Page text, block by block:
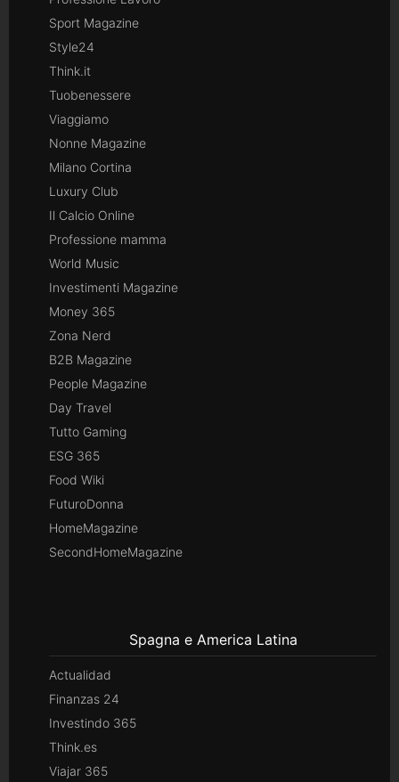
Sport Magazine
Style24
Think.it
Tuobenessere
Viaggiamo
Nonne Magazine
Milano Cortina
Luxury Club
Il Calcio Online
Professione mamma
World Music
Investimenti Magazine
Money 365
Zona Nerd
B2B Magazine
People Magazine
Day Travel
Tutto Gaming
ESG 365
Food Wiki
FuturoDonna
HomeMagazine
SecondHomeMagazine
Spagna e America Latina
Actualidad
Finanzas 24
Investindo 365
Think.es
Viajar 365